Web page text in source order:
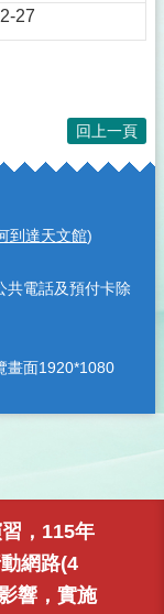
，115年
網路(4
響，實施
27
回上一頁
到達天文館)
共電話及預付卡除
畫面1920*1080